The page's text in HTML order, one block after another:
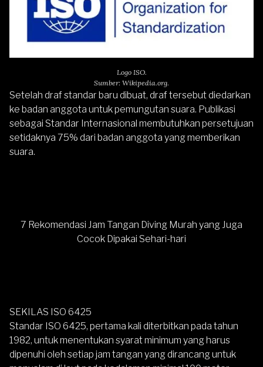
Logo ISO.
Sumber: Wikipedia.org.
Setelah draf standar baru dibuat, draf tersebut diedarkan
ke badan anggota untuk pemungutan suara. Publikasi
sebagai Standar Internasional membutuhkan persetujuan
setidaknya 75% dari badan anggota yang memberikan
suara.
7 Rekomendasi Jam Tangan Diving Murah yang Juga
Cocok Dipakai Sehari-hari
SEKILAS ISO 6425
Standar ISO 6425, pertama kali diterbitkan pada tahun
1982, untuk menentukan syarat minimum yang harus
dipenuhi oleh setiap jam tangan yang dirancang untuk